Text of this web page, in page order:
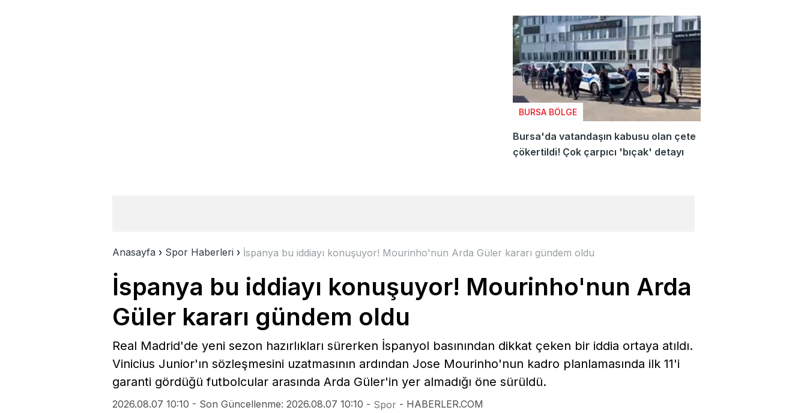
BURSA BÖLGE
Bursa'da vatandaşın kabusu olan çete
çökertildi! Çok çarpıcı 'bıçak' detayı
Anasayfa › Spor Haberleri › İspanya bu iddiayı konuşuyor! Mourinho'nun Arda Güler kararı gündem oldu
İspanya bu iddiayı konuşuyor! Mourinho'nun Arda
Güler kararı gündem oldu
Real Madrid'de yeni sezon hazırlıkları sürerken İspanyol basınından dikkat çeken bir iddia ortaya atıldı.
Vinicius Junior'ın sözleşmesini uzatmasının ardından Jose Mourinho'nun kadro planlamasında ilk 11'i
garanti gördüğü futbolcular arasında Arda Güler'in yer almadığı öne sürüldü.
2026.08.07 10:10 - Son Güncellenme: 2026.08.07 10:10 - Spor - HABERLER.COM